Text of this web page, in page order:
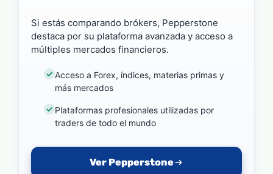
Si estás comparando brókers, Pepperstone
destaca por su plataforma avanzada y acceso a
múltiples mercados financieros.
Acceso a Forex, índices, materias primas y
más mercados
Plataformas profesionales utilizadas por
traders de todo el mundo
Ver Pepperstone